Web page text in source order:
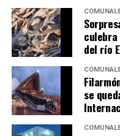
del río
se